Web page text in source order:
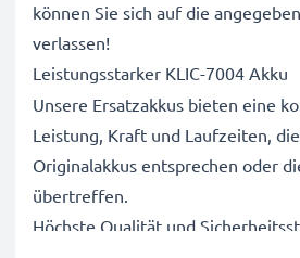
können Sie sich auf die
verlassen!
Leistungsstarker KLIC-7004 Akku
Unsere Ersatzakkus bieten eine
Leistung, Kraft und Laufzeiten,
Originalakkus entsprechen oder
übertreffen.
Höchste Qualität und